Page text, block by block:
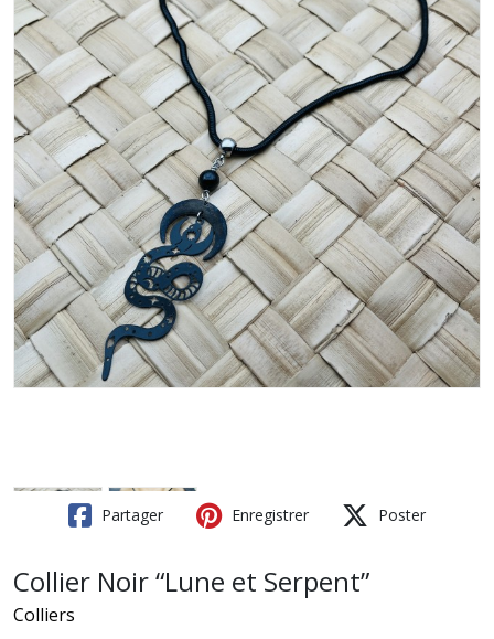
Partager Enregistrer Poster
Collier Noir “Lune et Serpent”
Colliers